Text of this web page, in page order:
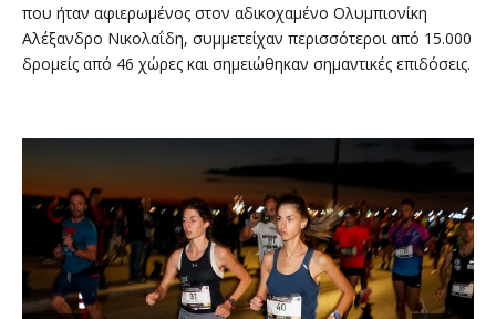
που ήταν αφιερωμένος στον αδικοχαμένο Ολυμπιονίκη
Αλέξανδρο Νικολαΐδη, συμμετείχαν περισσότεροι από 15.000
δρομείς από 46 χώρες και σημειώθηκαν σημαντικές επιδόσεις.